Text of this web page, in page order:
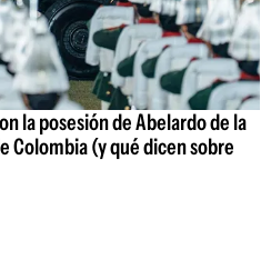
la posesión de Abelardo de la
Colombia (y qué dicen sobre